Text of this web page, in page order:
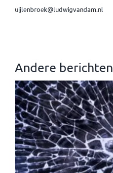
uijlenbroek@ludwigvandam.nl
Andere berichten